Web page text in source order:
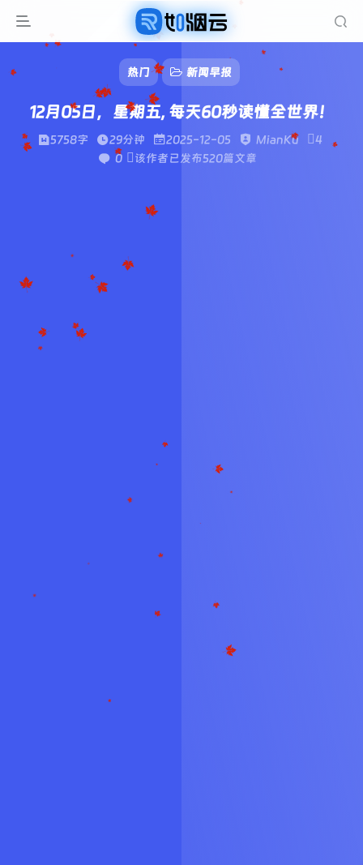
热门 新闻早报
12月05日，星期五, 每天60秒读懂全世界！
5758字 29分钟 2025-12-05 MianKu
4
0
该作者已发布520篇文章